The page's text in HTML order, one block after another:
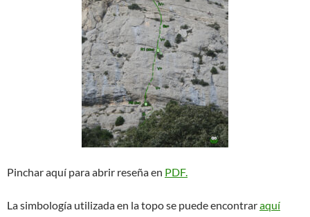
Pinchar aquí para abrir reseña en PDF.
La simbología utilizada en la topo se puede encontraraquí